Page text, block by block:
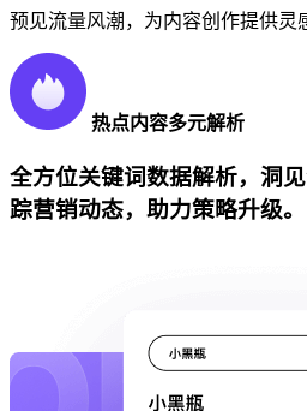
预见流量风潮，为内容创作提供灵
热点内容多元解析
全方位关键词数据解析，洞
踪营销动态，助力策略升级。